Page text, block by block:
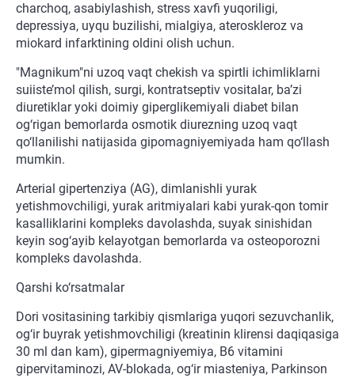
charchoq, asabiylashish, stress xavfi yuqoriligi,
depressiya, uyqu buzilishi, mialgiya, ateroskleroz va
miokard infarktining oldini olish uchun.
"Magnikum"ni uzoq vaqt chekish va spirtli ichimliklarni
suiiste’mol qilish, surgi, kontratseptiv vositalar, ba’zi
diuretiklar yoki doimiy giperglikemiyali diabet bilan
og‘rigan bemorlarda osmotik diurezning uzoq vaqt
qo‘llanilishi natijasida gipomagniyemiyada ham qo‘llash
mumkin.
Arterial gipertenziya (AG), dimlanishli yurak
yetishmovchiligi, yurak aritmiyalari kabi yurak-qon tomir
kasalliklarini kompleks davolashda, suyak sinishidan
keyin sog‘ayib kelayotgan bemorlarda va osteoporozni
kompleks davolashda.
Qarshi ko‘rsatmalar
Dori vositasining tarkibiy qismlariga yuqori sezuvchanlik,
og‘ir buyrak yetishmovchiligi (kreatinin klirensi daqiqasiga
30 ml dan kam), gipermagniyemiya, B6 vitamini
gipervitaminozi, AV-blokada, og‘ir miasteniya, Parkinson